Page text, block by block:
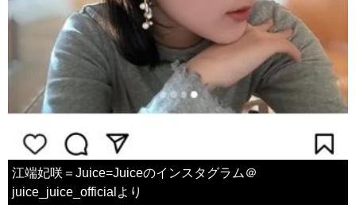
江端妃咲＝Juice=Juiceのインスタグラム＠
juice_juice_officialより